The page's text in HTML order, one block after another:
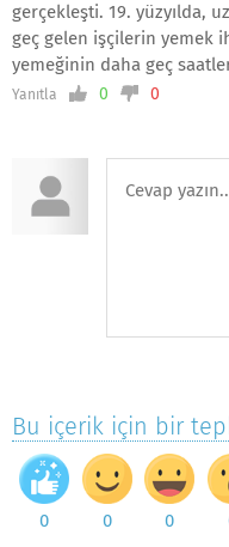
gerçekleşti. 19. yüzyılda,
geç gelen işçilerin yemek
yemeğinin daha geç
Yanıtla 0 0
Bu içerik için bir
0 0 0